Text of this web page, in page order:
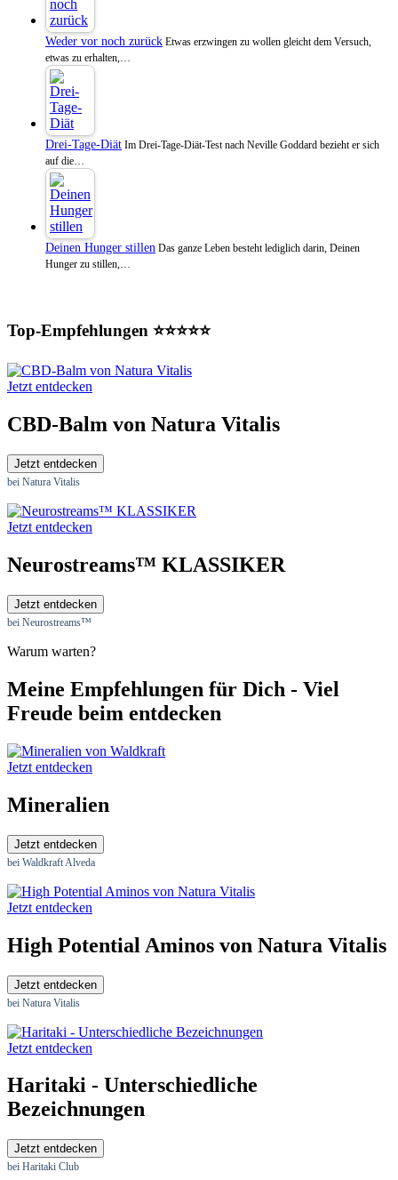
Weder vor noch zurück Etwas erzwingen zu wollen gleicht dem Versuch,
etwas zu erhalten,…
Drei-Tage-Diät Im Drei-Tage-Diät-Test nach Neville Goddard bezieht er sich
auf die…
Deinen Hunger stillen Das ganze Leben besteht lediglich darin, Deinen
Hunger zu stillen,…
Top-Empfehlungen ⭐⭐⭐⭐⭐
Jetzt entdecken
CBD-Balm von Natura Vitalis
Jetzt entdecken
bei Natura Vitalis
Jetzt entdecken
Neurostreams™ KLASSIKER
Jetzt entdecken
bei Neurostreams™
Warum warten?
Meine Empfehlungen für Dich - Viel
Freude beim entdecken
Jetzt entdecken
Mineralien
Jetzt entdecken
bei Waldkraft Alveda
Jetzt entdecken
High Potential Aminos von Natura Vitalis
Jetzt entdecken
bei Natura Vitalis
Jetzt entdecken
Haritaki - Unterschiedliche
Bezeichnungen
Jetzt entdecken
bei Haritaki Club